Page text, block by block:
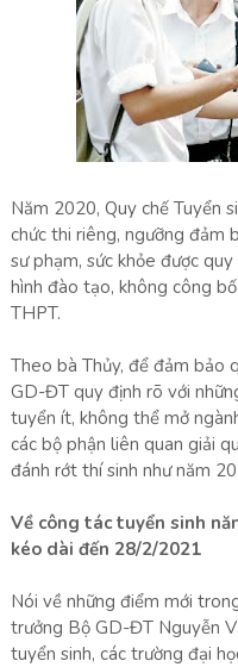
Năm 2020, Quy chế Tuyển
chức thi riêng, ngưỡng đảm
sư phạm, sức khỏe được
hình đào tạo, không công
THPT.
Theo bà Thủy, để đảm bảo
GD-ĐT quy định rõ với
tuyển ít, không thể mở
các bộ phận liên quan giải
đánh rớt thí sinh như năm
Về công tác tuyển sinh
kéo dài đến 28/2/2021
Nói về những điểm mới
trưởng Bộ GD-ĐT Nguyễn
tuyển sinh, các trường đại